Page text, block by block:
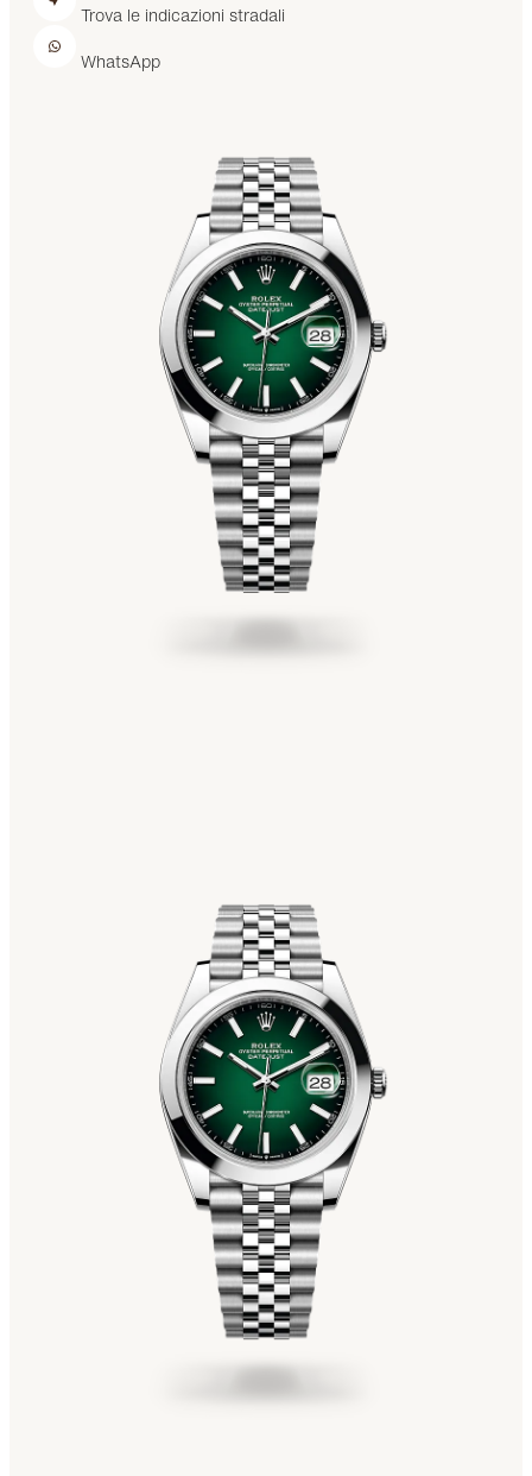
Trova le indicazioni stradali
WhatsApp